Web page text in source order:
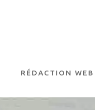
RÉDACTION WEB